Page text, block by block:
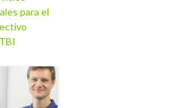
para el